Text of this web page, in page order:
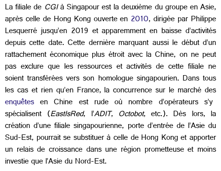
La filiale de CGIà Singapour est la deuxième du groupe en Asie,
après celle de Hong Kong ouverte en 2010, dirigée par Philippe
Lesquerré jusqu’en 2019 et apparemment en baisse d’activités
depuis cette date. Cette dernière marquant aussi le début d’un
rattachement économique plus étroit avec la Chine, on ne peut
pas exclure que les ressources et activités de cette filiale ne
soient transférées vers son homologue singapourien. Dans tous
les cas et rien qu’en France, la concurrence sur le marché des
enquêtes en Chine est rude où nombre d’opérateurs s’y
spécialisent (EastIsRed, l’ADIT, Octobot, etc.). Dès lors, la
création d’une filiale singapourienne, porte d’entrée de l’Asie du
Sud-Est, pourrait se substituer à celle de Hong Kong et apporter
un relais de croissance dans une région prometteuse et moins
investie que l’Asie du Nord-Est.